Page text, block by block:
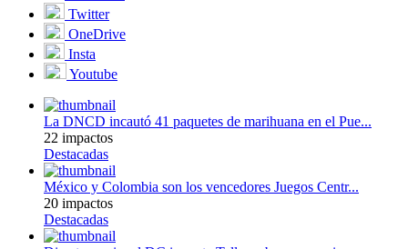
Twitter
OneDrive
Insta
Youtube
La DNCD incautó 41 paquetes de marihuana en el Pue...
22 impactos
Destacadas
México y Colombia son los vencedores Juegos Centr...
20 impactos
Destacadas